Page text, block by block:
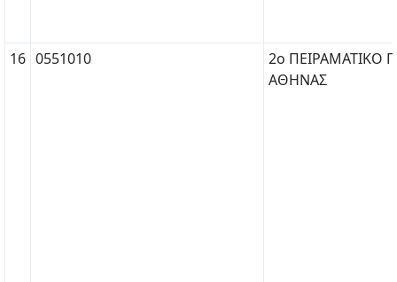
16 0551010
2ο ΠΕΙΡΑΜΑΤΙΚΟ
ΑΘΗΝΑΣ